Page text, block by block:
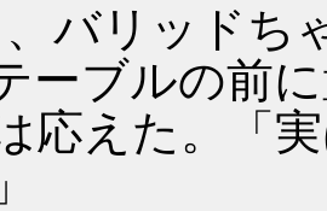
、バリッド
ーブルの前
応えた。「